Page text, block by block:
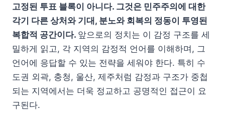
고정된 투표 블록이 아니다. 그것은 민주주의에 대한
각기 다른 상처와 기대, 분노와 회복의 정동이 투영된
복합적 공간이다. 앞으로의 정치는 이 감정 구조를 세
밀하게 읽고, 각 지역의 감정적 언어를 이해하며, 그
언어에 응답할 수 있는 전략을 세워야 한다. 특히 수
도권 외곽, 충청, 울산, 제주처럼 감정과 구조가 중첩
되는 지역에서는 더욱 정교하고 공명적인 접근이 요
구된다.